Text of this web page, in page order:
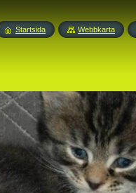
Startsida Webbkarta